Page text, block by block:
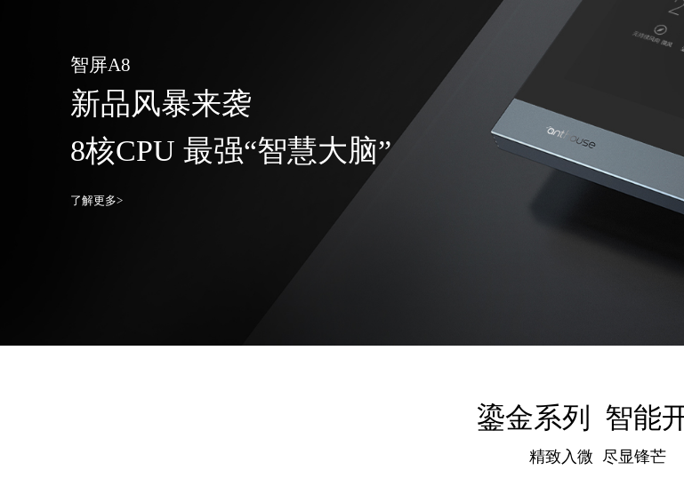
智屏A8
新品风暴来袭
8核CPU 最强“智慧大脑”
了解更多>
鎏金系列 智能
精致入微 尽显锋芒